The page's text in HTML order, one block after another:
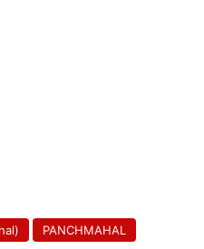
PANCHMAHAL